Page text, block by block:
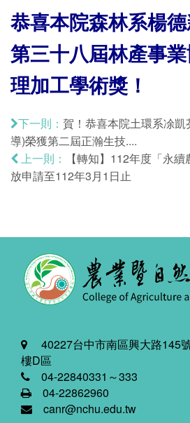
恭喜本院森林系楊
第三十八屆林產事
理加工學術獎！
下一則： 賀！恭喜本院土環系凃
導)榮獲第二屆正瀚生技....
上一則：
【轉知】112年度「永
放申請至112年3月1日止
40227台中市南區興大路145
樓D區
04-22840331～333
04-22862960
canr@nchu.edu.tw